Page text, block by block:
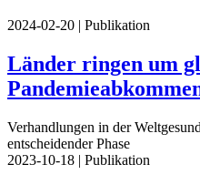
2024-02-20 | Publikation
Länder ringen um
Verhandlungen in der
entscheidender Phase
2023-10-18 | Publikation